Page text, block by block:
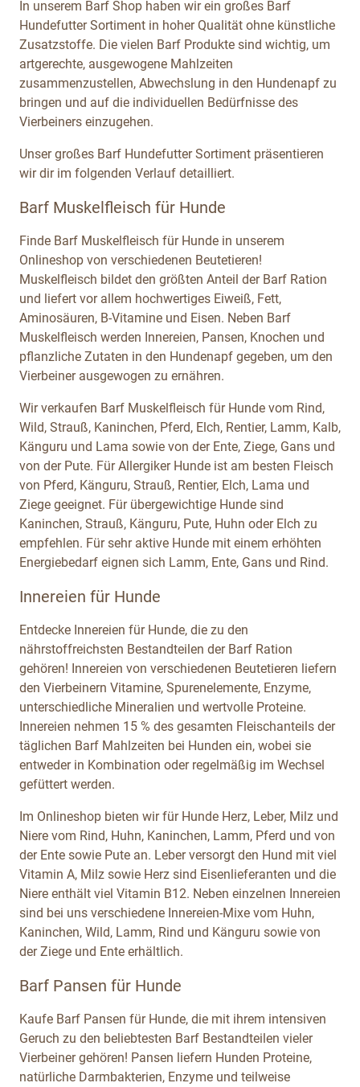
In unserem Barf Shop haben wir ein großes Barf
Hundefutter Sortiment in hoher Qualität ohne künstliche
Zusatzstoffe. Die vielen Barf Produkte sind wichtig, um
artgerechte, ausgewogene Mahlzeiten
zusammenzustellen, Abwechslung in den Hundenapf zu
bringen und auf die individuellen Bedürfnisse des
Vierbeiners einzugehen.
Unser großes Barf Hundefutter Sortiment präsentieren
wir dir im folgenden Verlauf detailliert.
Barf Muskelfleisch für Hunde
Finde Barf Muskelfleisch für Hunde in unserem
Onlineshop von verschiedenen Beutetieren!
Muskelfleisch bildet den größten Anteil der Barf Ration
und liefert vor allem hochwertiges Eiweiß, Fett,
Aminosäuren, B-Vitamine und Eisen. Neben Barf
Muskelfleisch werden Innereien, Pansen, Knochen und
pflanzliche Zutaten in den Hundenapf gegeben, um den
Vierbeiner ausgewogen zu ernähren.
Wir verkaufen Barf Muskelfleisch für Hunde vom Rind,
Wild, Strauß, Kaninchen, Pferd, Elch, Rentier, Lamm, Kalb,
Känguru und Lama sowie von der Ente, Ziege, Gans und
von der Pute. Für Allergiker Hunde ist am besten Fleisch
von Pferd, Känguru, Strauß, Rentier, Elch, Lama und
Ziege geeignet. Für übergewichtige Hunde sind
Kaninchen, Strauß, Känguru, Pute, Huhn oder Elch zu
empfehlen. Für sehr aktive Hunde mit einem erhöhten
Energiebedarf eignen sich Lamm, Ente, Gans und Rind.
Innereien für Hunde
Entdecke Innereien für Hunde, die zu den
nährstoffreichsten Bestandteilen der Barf Ration
gehören! Innereien von verschiedenen Beutetieren liefern
den Vierbeinern Vitamine, Spurenelemente, Enzyme,
unterschiedliche Mineralien und wertvolle Proteine.
Innereien nehmen 15 % des gesamten Fleischanteils der
täglichen Barf Mahlzeiten bei Hunden ein, wobei sie
entweder in Kombination oder regelmäßig im Wechsel
gefüttert werden.
Im Onlineshop bieten wir für Hunde Herz, Leber, Milz und
Niere vom Rind, Huhn, Kaninchen, Lamm, Pferd und von
der Ente sowie Pute an. Leber versorgt den Hund mit viel
Vitamin A, Milz sowie Herz sind Eisenlieferanten und die
Niere enthält viel Vitamin B12. Neben einzelnen Innereien
sind bei uns verschiedene Innereien-Mixe vom Huhn,
Kaninchen, Wild, Lamm, Rind und Känguru sowie von
der Ziege und Ente erhältlich.
Barf Pansen für Hunde
Kaufe Barf Pansen für Hunde, die mit ihrem intensiven
Geruch zu den beliebtesten Barf Bestandteilen vieler
Vierbeiner gehören! Pansen liefern Hunden Proteine,
natürliche Darmbakterien, Enzyme und teilweise